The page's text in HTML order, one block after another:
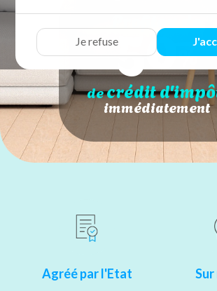
Je refuse
Profitez de
50%
decrédit
immédiatement
Agréé par l'Etat